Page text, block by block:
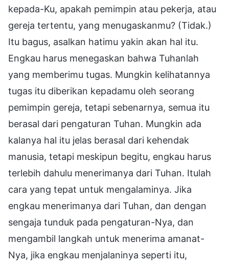
kepada-Ku, apakah pemimpin atau pekerja, atau
gereja tertentu, yang menugaskanmu? (Tidak.)
Itu bagus, asalkan hatimu yakin akan hal itu.
Engkau harus menegaskan bahwa Tuhanlah
yang memberimu tugas. Mungkin kelihatannya
tugas itu diberikan kepadamu oleh seorang
pemimpin gereja, tetapi sebenarnya, semua itu
berasal dari pengaturan Tuhan. Mungkin ada
kalanya hal itu jelas berasal dari kehendak
manusia, tetapi meskipun begitu, engkau harus
terlebih dahulu menerimanya dari Tuhan. Itulah
cara yang tepat untuk mengalaminya. Jika
engkau menerimanya dari Tuhan, dan dengan
sengaja tunduk pada pengaturan-Nya, dan
mengambil langkah untuk menerima amanat-
Nya, jika engkau menjalaninya seperti itu,